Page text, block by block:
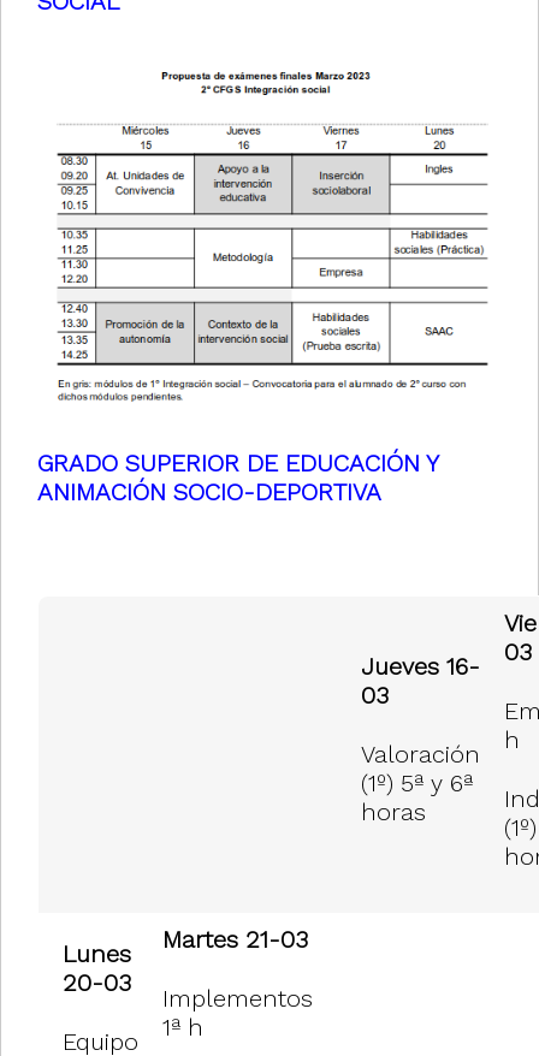
GRADO SUPERIOR DE EDUCACIÓN Y
ANIMACIÓN SOCIO-DEPORTIVA
Jueves 16-
03
Valoración
(1º) 5ª y 6ª
horas
03
h
Lunes
20-03
Equipo
Martes 21-03
Implementos
1ª h